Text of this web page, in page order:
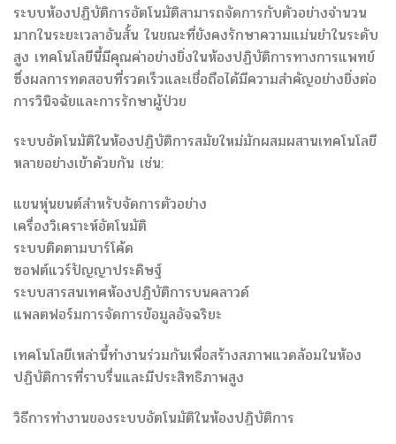
ระบบห้องปฏิบัติการอัตโนมัติสามารถจัดการกับตัวอย่างจำนวน
มากในระยะเวลาอันสั้น ในขณะที่ยังคงรักษาความแม่นยำในระดับ
สูง เทคโนโลยีนี้มีคุณค่าอย่างยิ่งในห้องปฏิบัติการทางการแพทย์
ซึ่งผลการทดสอบที่รวดเร็วและเชื่อถือได้มีความสำคัญอย่างยิ่งต่อ
การวินิจฉัยและการรักษาผู้ป่วย
ระบบอัตโนมัติในห้องปฏิบัติการสมัยใหม่มักผสมผสานเทคโนโลยี
หลายอย่างเข้าด้วยกัน เช่น:
แขนหุ่นยนต์สำหรับจัดการตัวอย่าง
เครื่องวิเคราะห์อัตโนมัติ
ระบบติดตามบาร์โค้ด
ซอฟต์แวร์ปัญญาประดิษฐ์
ระบบสารสนเทศห้องปฏิบัติการบนคลาวด์
แพลตฟอร์มการจัดการข้อมูลอัจฉริยะ
เทคโนโลยีเหล่านี้ทำงานร่วมกันเพื่อสร้างสภาพแวดล้อมในห้อง
ปฏิบัติการที่ราบรื่นและมีประสิทธิภาพสูง
วิธีการทำงานของระบบอัตโนมัติในห้องปฏิบัติการ